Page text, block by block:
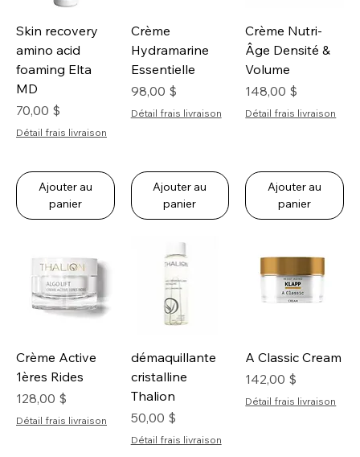
Skin recovery
amino acid
foaming Elta
MD
Prix
70,00 $
Détail frais livraison
Ajouter au
panier
Crème
Hydramarine
Essentielle
Prix
98,00 $
Détail frais livraison
Ajouter au
panier
Crème Nutri-
Âge Densité &
Volume
Prix
148,00 $
Détail frais livraison
Ajouter au
panier
Crème Active
1ères Rides
Prix
128,00 $
Détail frais livraison
démaquillante
cristalline
Thalion
Prix
50,00 $
Détail frais livraison
A Classic Cream
Prix
142,00 $
Détail frais livraison